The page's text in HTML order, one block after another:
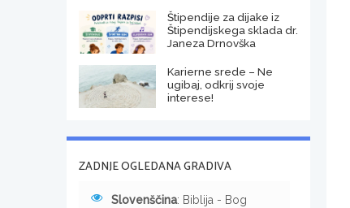
Štipendije za dijake iz
Štipendijskega sklada dr.
Janeza Drnovška
Karierne srede – Ne
ugibaj, odkrij svoje
interese!
ZADNJE OGLEDANA GRADIVA
Slovenščina: Biblija - Bog